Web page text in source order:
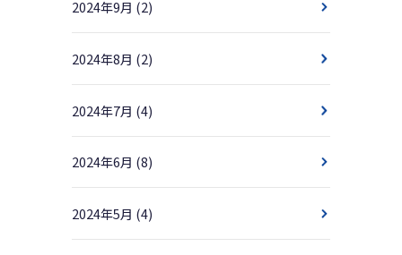
2024年9月 (2)
2024年8月 (2)
2024年7月 (4)
2024年6月 (8)
2024年5月 (4)